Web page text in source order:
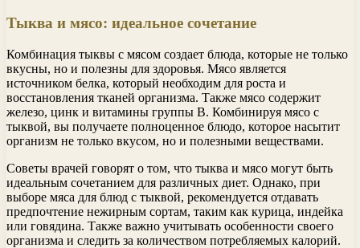
Тыква и мясо: идеальное сочетание
Комбинация тыквы с мясом создает блюда, которые не только
вкусны, но и полезны для здоровья. Мясо является
источником белка, который необходим для роста и
восстановления тканей организма. Также мясо содержит
железо, цинк и витамины группы B. Комбинируя мясо с
тыквой, вы получаете полноценное блюдо, которое насытит
организм не только вкусом, но и полезными веществами.
Советы врачей говорят о том, что тыква и мясо могут быть
идеальным сочетанием для различных диет. Однако, при
выборе мяса для блюд с тыквой, рекомендуется отдавать
предпочтение нежирным сортам, таким как курица, индейка
или говядина. Также важно учитывать особенности своего
организма и следить за количеством потребляемых калорий.